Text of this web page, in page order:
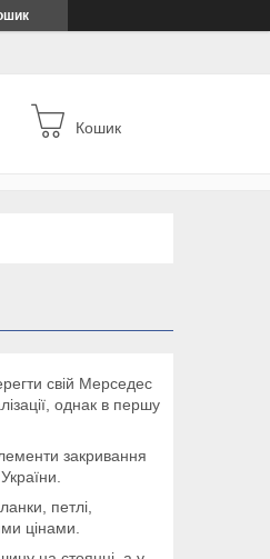
Кошик
свій Мерседес
однак в першу
закривання
петлі,
цінами.